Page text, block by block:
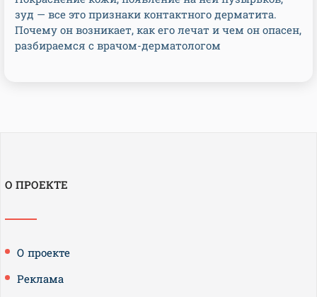
зуд — все это признаки контактного дерматита.
Почему он возникает, как его лечат и чем он опасен,
разбираемся с врачом-дерматологом
О ПРОЕКТЕ
О проекте
Реклама